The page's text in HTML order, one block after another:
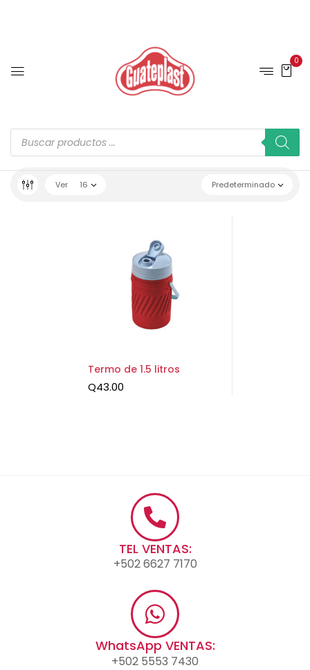
0
Predeterminado
Ver 16
Termo de 1.5 litros
Q43.00
TEL VENTAS:
+502 6627 7170
WhatsApp VENTAS:
+502 5553 7430